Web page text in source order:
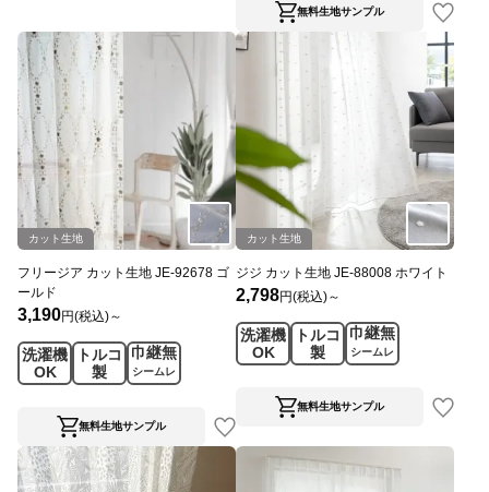
無料生地サンプル
カット生地
フリージア カット生地 JE-92678 ゴ
ールド
3,190円(税込)～
洗濯機
OK
トルコ
製
巾継無
シームレ
ス
無料生地サンプル
カット生地
ジジ カット生地 JE-88008 ホワイト
2,798円(税込)～
洗濯機
OK
トルコ
製
巾継無
シームレ
ス
無料生地サンプル